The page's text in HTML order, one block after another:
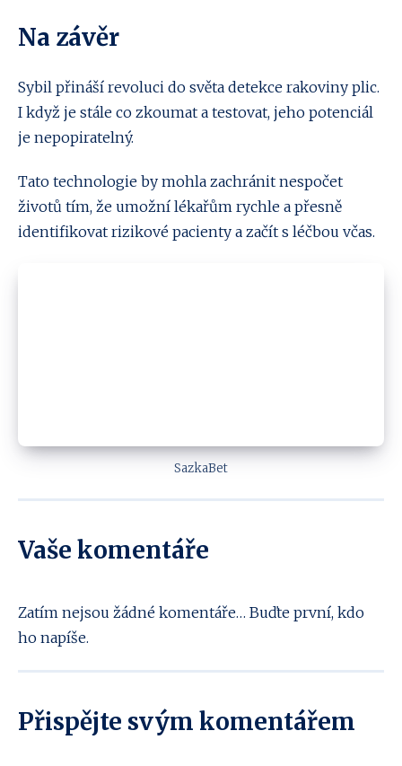
Na závěr
Sybil přináší revoluci do světa detekce rakoviny plic.
I když je stále co zkoumat a testovat, jeho potenciál
je nepopiratelný.
Tato technologie by mohla zachránit nespočet
životů tím, že umožní lékařům rychle a přesně
identifikovat rizikové pacienty a začít s léčbou včas.
SazkaBet
Vaše komentáře
Zatím nejsou žádné komentáře… Buďte první, kdo
ho napíše.
Přispějte svým komentářem